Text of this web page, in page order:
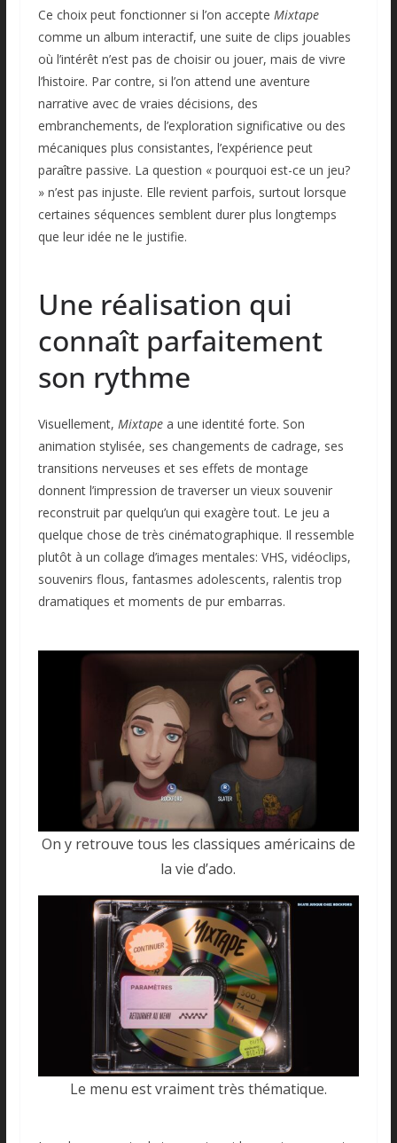
Ce choix peut fonctionner si l’on accepte Mixtape
comme un album interactif, une suite de clips jouables
où l’intérêt n’est pas de choisir ou jouer, mais de vivre
l’histoire. Par contre, si l’on attend une aventure
narrative avec de vraies décisions, des
embranchements, de l’exploration significative ou des
mécaniques plus consistantes, l’expérience peut
paraître passive. La question « pourquoi est-ce un jeu?
» n’est pas injuste. Elle revient parfois, surtout lorsque
certaines séquences semblent durer plus longtemps
que leur idée ne le justifie.
Une réalisation qui
connaît parfaitement
son rythme
Visuellement, Mixtapea une identité forte. Son
animation stylisée, ses changements de cadrage, ses
transitions nerveuses et ses effets de montage
donnent l’impression de traverser un vieux souvenir
reconstruit par quelqu’un qui exagère tout. Le jeu a
quelque chose de très cinématographique. Il ressemble
plutôt à un collage d’images mentales: VHS, vidéoclips,
souvenirs flous, fantasmes adolescents, ralentis trop
dramatiques et moments de pur embarras.
On y retrouve tous les classiques américains de
la vie d’ado.
Le menu est vraiment très thématique.